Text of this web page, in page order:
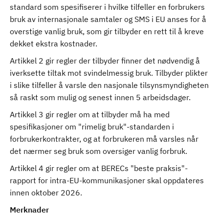
standard som spesifiserer i hvilke tilfeller en forbrukers
bruk av internasjonale samtaler og SMS i EU anses for å
overstige vanlig bruk, som gir tilbyder en rett til å kreve
dekket ekstra kostnader.
Artikkel 2 gir regler der tilbyder finner det nødvendig å
iverksette tiltak mot svindelmessig bruk. Tilbyder plikter
i slike tilfeller å varsle den nasjonale tilsynsmyndigheten
så raskt som mulig og senest innen 5 arbeidsdager.
Artikkel 3 gir regler om at tilbyder må ha med
spesifikasjoner om "rimelig bruk"-standarden i
forbrukerkontrakter, og at forbrukeren må varsles når
det nærmer seg bruk som oversiger vanlig forbruk.
Artikkel 4 gir regler om at BERECs "beste praksis"-
rapport for intra-EU-kommunikasjoner skal oppdateres
innen oktober 2026.
Merknader